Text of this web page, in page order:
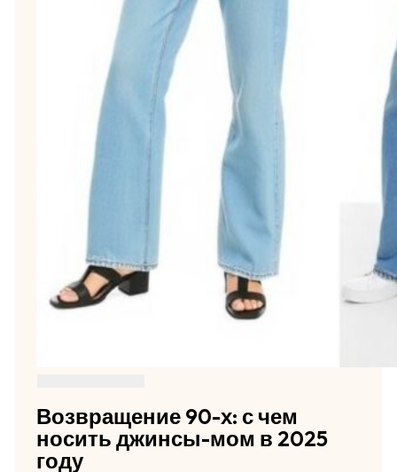
Возвращение 90-х: с чем
носить джинсы-мом в 2025
году